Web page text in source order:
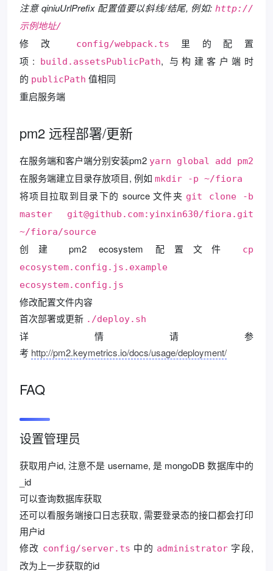
注意 qiniuUrlPrefix 配置值要以斜线/结尾, 例如: http://
示例地址/
修改 config/webpack.ts
里的配置
项:
build.assetsPublicPath, 与构建客户端时
的 publicPath 值相同
重启服务端
pm2 远程部署/更新
在服务端和客户端分别安装pm2 yarn global add pm2
在服务端建立目录存放项目, 例如 mkdir -p ~/fiora
将项目拉取到目录下的 source 文件夹 git clone -b
master git@github.com:yinxin630/fiora.git
~/fiora/source
创建 pm2 ecosystem 配置文件
cp
ecosystem.config.js.example
ecosystem.config.js
修改配置文件内容
首次部署或更新 ./deploy.sh
详情请参
考 http://pm2.keymetrics.io/docs/usage/deployment/
FAQ
设置管理员
获取用户id, 注意不是 username, 是 mongoDB 数据库中的
_id
可以查询数据库获取
还可以看服务端接口日志获取, 需要登录态的接口都会打印
用户id
修改 config/server.ts 中的 administrator 字段,
改为上一步获取的id